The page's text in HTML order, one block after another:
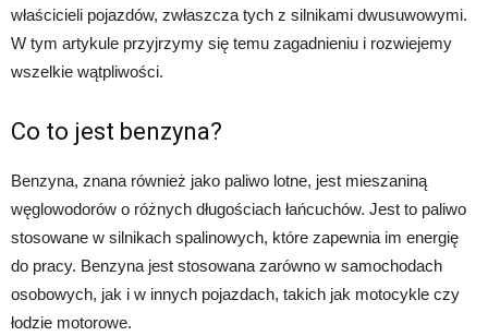
właścicieli pojazdów, zwłaszcza tych z silnikami dwusuwowymi.
W tym artykule przyjrzymy się temu zagadnieniu i rozwiejemy
wszelkie wątpliwości.
Co to jest benzyna?
Benzyna, znana również jako paliwo lotne, jest mieszaniną
węglowodorów o różnych długościach łańcuchów. Jest to paliwo
stosowane w silnikach spalinowych, które zapewnia im energię
do pracy. Benzyna jest stosowana zarówno w samochodach
osobowych, jak i w innych pojazdach, takich jak motocykle czy
łodzie motorowe.